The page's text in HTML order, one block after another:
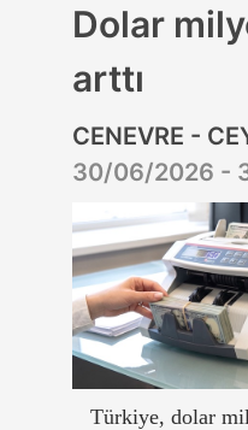
Dolar
arttı
CENEVRE -
30/06/2026 -
Türkiye, dolar